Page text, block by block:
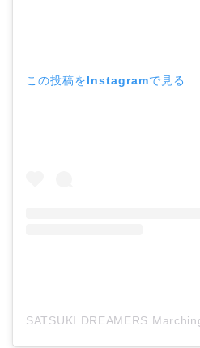
この投稿をInstagramで見る